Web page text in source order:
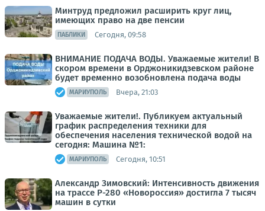
Минтруд предложил расширить круг лиц,
имеющих право на две пенсии
ПАБЛИКИ Сегодня, 09:58
ВНИМАНИЕ ПОДАЧА ВОДЫ. Уважаемые жители! В
скором времени в Орджоникидзевском районе
будет временно возобновлена подача воды
МАРИУПОЛЬ Вчера, 21:03
Уважаемые жители!. Публикуем актуальный
график распределения техники для
обеспечения населения технической водой на
сегодня: Машина №1:
МАРИУПОЛЬ Сегодня, 10:51
Александр Зимовский: Интенсивность движения
на трассе Р-280 «Новороссия» достигла 7 тысяч
машин в сутки